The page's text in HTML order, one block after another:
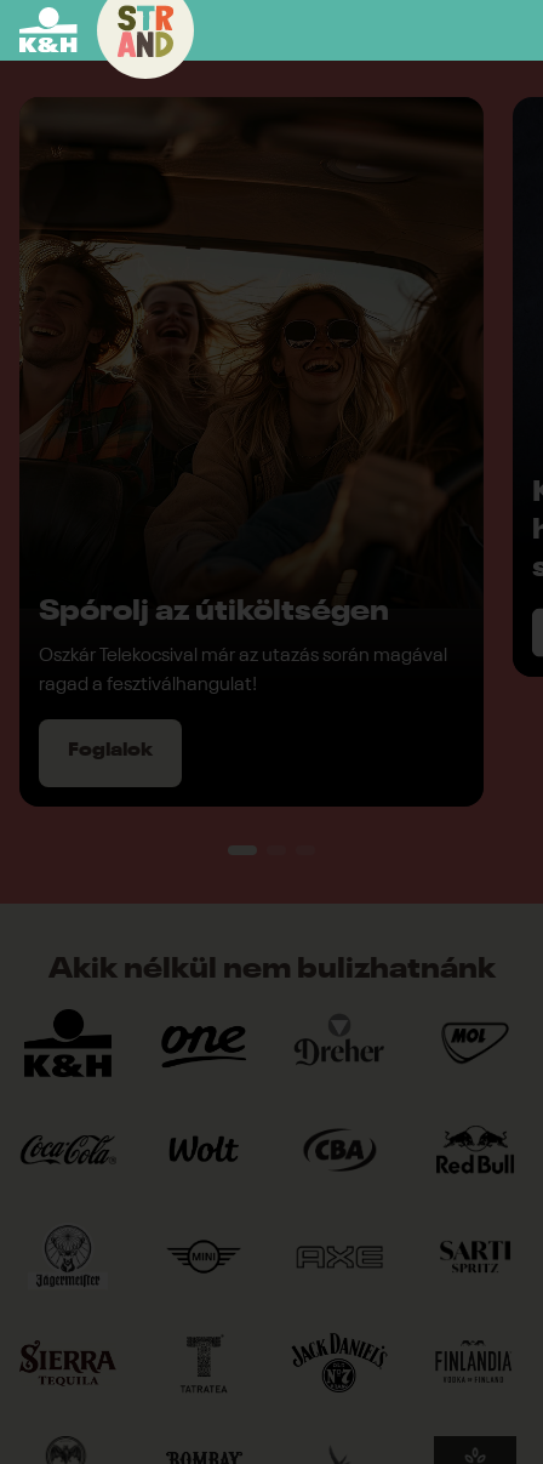
Spórolj az útiköltségen
Oszkár Telekocsival már az utazás során magával
ragad a fesztiválhangulat!
Foglalok
Akik nélkül nem bulizhatnánk